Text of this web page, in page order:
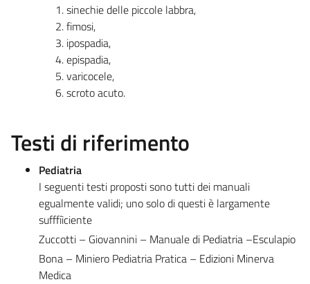
sinechie delle piccole labbra,
fimosi,
ipospadia,
epispadia,
varicocele,
scroto acuto.
Testi di riferimento
Pediatria
I seguenti testi proposti sono tutti dei manuali
egualmente validi; uno solo di questi è largamente
sufffiìciente
Zuccotti – Giovannini – Manuale di Pediatria –Esculapio
Bona – Miniero Pediatria Pratica – Edizioni Minerva
Medica